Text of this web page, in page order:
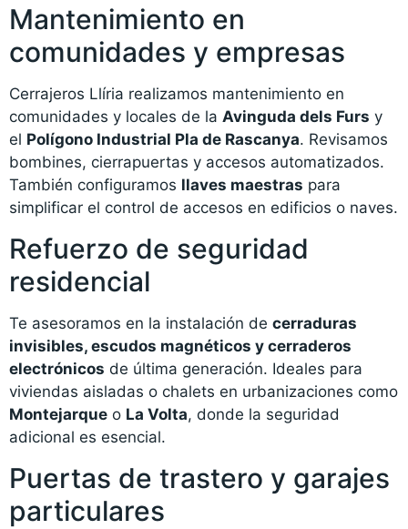
Mantenimiento en
comunidades y empresas
Cerrajeros Llíria realizamos mantenimiento en
comunidades y locales de la Avinguda dels Furs y
el Polígono Industrial Pla de Rascanya. Revisamos
bombines, cierrapuertas y accesos automatizados.
También configuramos llaves maestras para
simplificar el control de accesos en edificios o naves.
Refuerzo de seguridad
residencial
Te asesoramos en la instalación de cerraduras
invisibles, escudos magnéticos y cerraderos
electrónicos de última generación. Ideales para
viviendas aisladas o chalets en urbanizaciones como
Montejarque o La Volta, donde la seguridad
adicional es esencial.
Puertas de trastero y garajes
particulares